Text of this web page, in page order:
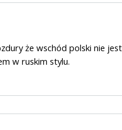
że wschód polski nie jest
w ruskim stylu.